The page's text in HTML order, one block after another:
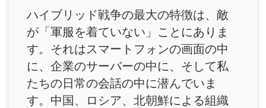
ハイブリッド戦争の最大の特徴は、敵
が「軍服を着ていない」ことにありま
す。それはスマートフォンの画面の中
に、企業のサーバーの中に、そして私
たちの日常の会話の中に潜んでいま
す。中国、ロシア、北朝鮮による組織